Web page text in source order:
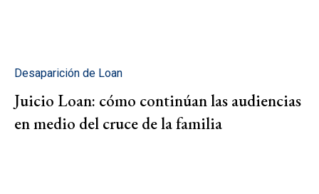
Desaparición de Loan
Juicio Loan: cómo continúan las audiencias
en medio del cruce de la familia